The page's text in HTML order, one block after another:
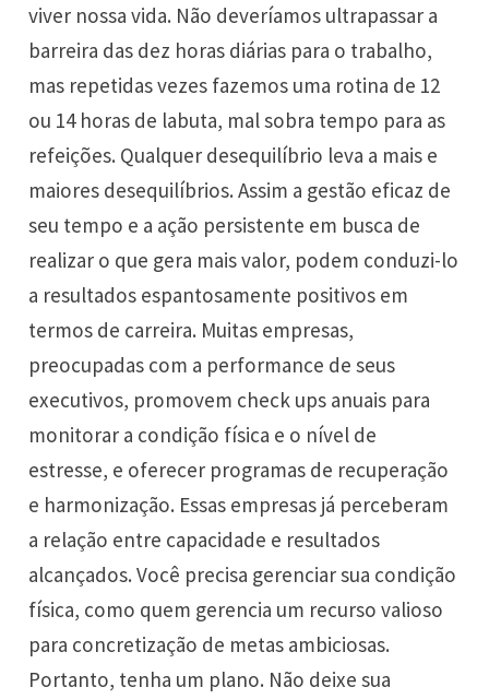
viver nossa vida. Não deveríamos ultrapassar a
barreira das dez horas diárias para o trabalho,
mas repetidas vezes fazemos uma rotina de 12
ou 14 horas de labuta, mal sobra tempo para as
refeições. Qualquer desequilíbrio leva a mais e
maiores desequilíbrios. Assim a gestão eficaz de
seu tempo e a ação persistente em busca de
realizar o que gera mais valor, podem conduzi-lo
a resultados espantosamente positivos em
termos de carreira. Muitas empresas,
preocupadas com a performance de seus
executivos, promovem check ups anuais para
monitorar a condição física e o nível de
estresse, e oferecer programas de recuperação
e harmonização. Essas empresas já perceberam
a relação entre capacidade e resultados
alcançados. Você precisa gerenciar sua condição
física, como quem gerencia um recurso valioso
para concretização de metas ambiciosas.
Portanto, tenha um plano. Não deixe sua